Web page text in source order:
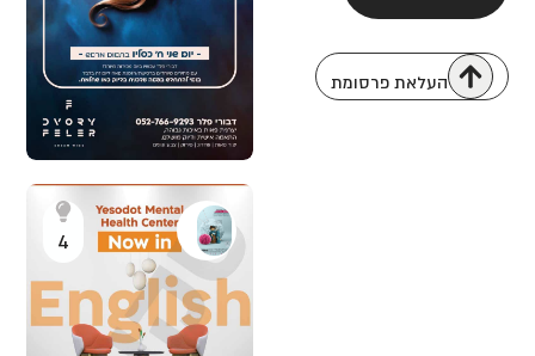
העלאת פרסומת
4